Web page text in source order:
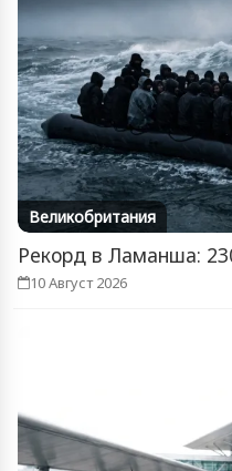
Великобритания
Рекорд в Ламанша:
10 Август 2026